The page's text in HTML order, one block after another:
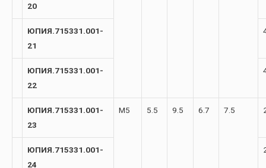
20
ЮПИЯ.715331.001-
21
ЮПИЯ.715331.001-
22
ЮПИЯ.715331.001-
23
М5 5.5 9.5 6.7 7.5
ЮПИЯ.715331.001-
24